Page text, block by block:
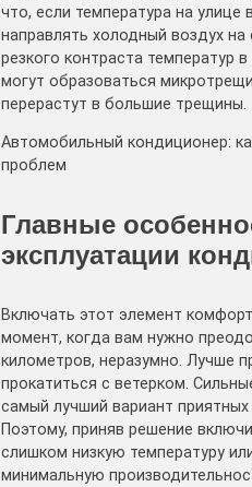
что, если температура на улице
направлять холодный воздух на
резкого контраста температур
могут образоваться
перерастут в большие трещины.
Автомобильный кондиционер:
проблем
Главные
эксплуатации
Включать этот элемент
момент, когда вам нужно
километров, неразумно. Лучше
прокатиться с ветерком.
самый лучший вариант
Поэтому, приняв решение
слишком низкую температуру
минимальную